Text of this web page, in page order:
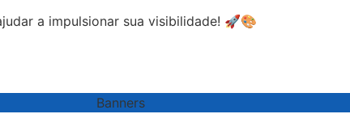
a impulsionar sua visibilidade! 🚀🎨
Banners